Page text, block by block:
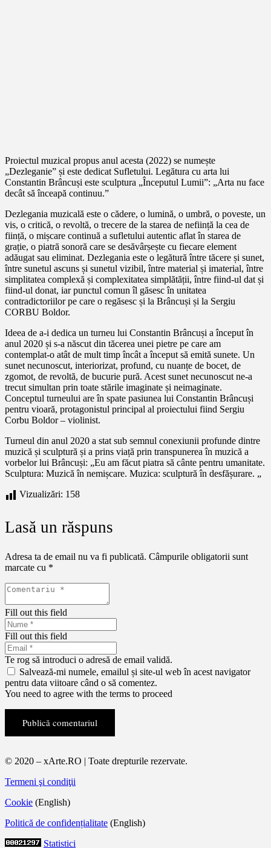
Proiectul muzical propus anul acesta (2022) se numește
„Dezleganie” și este dedicat Sufletului. Legătura cu arta lui
Constantin Brâncuși este sculptura „Începutul Lumii”: „Arta nu face
decât să înceapă continuu.”
Dezlegania muzicală este o cădere, o lumină, o umbră, o poveste, un
vis, o critică, o revoltă, o trecere de la starea de neființă la cea de
ființă, o mișcare continuă a sufletului autentic aflat în starea de
grație, o piatră sonoră care se desăvârșește cu fiecare element
adăugat sau eliminat. Dezlegania este o legătură între tăcere și sunet,
între sunetul ascuns și sunetul vizibil, între material și imaterial, între
simplitatea complexă și complexitatea simplătății, între fiind-ul dat și
fiind-ul donat, iar punctul comun îl găsesc în unitatea
contradictoriilor pe care o regăsesc și la Brâncuși și la Sergiu
CORBU Boldor.
Ideea de a-i dedica un turneu lui Constantin Brâncuși a început în
anul 2020 și s-a născut din tăcerea unei pietre pe care am
contemplat-o atât de mult timp încât a început să emită sunete. Un
sunet necunoscut, interiorizat, profund, cu nuanțe de bocet, de
zgomot, de revoltă, de bucurie pură. Acest sunet necunoscut ne-a
trecut simultan prin toate stările imaginate și neimaginate.
Conceptul turneului are în spate pasiunea lui Constantin Brâncuși
pentru vioară, protagonistul principal al proiectului fiind Sergiu
Corbu Boldor – violinist.
Turneul din anul 2020 a stat sub semnul conexiunii profunde dintre
muzică și sculptură și a prins viață prin transpunerea în muzică a
vorbelor lui Brâncuși: „Eu am făcut piatra să cânte pentru umanitate.
Sculptura: Muzică în nemișcare. Muzica: sculptură în desfășurare. „
Vizualizări: 158
Lasă un răspuns
Adresa ta de email nu va fi publicată. Câmpurile obligatorii sunt
marcate cu *
Fill out this field
Fill out this field
Te rog să introduci o adresă de email validă.
Salvează-mi numele, emailul și site-ul web în acest navigator
pentru data viitoare când o să comentez.
You need to agree with the terms to proceed
Publică comentariul
© 2020 – xArte.RO | Toate drepturile rezervate.
Termeni şi condiţii
Cookie (English)
Politică de confidențialitate (English)
Statistici